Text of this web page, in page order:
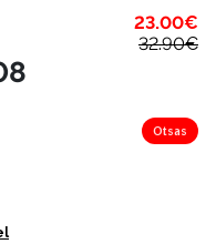
23.00€
32.90€
Otsas